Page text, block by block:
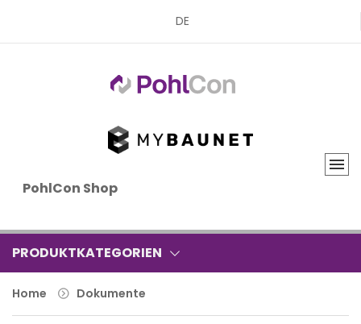
DE
PohlCon Shop
PRODUKTKATEGORIEN
Home Dokumente